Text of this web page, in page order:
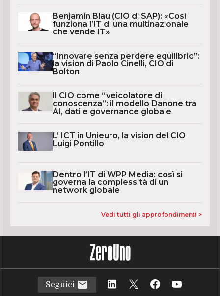
Benjamin Blau (CIO di SAP): «Così
funziona l’IT di una multinazionale
che vende IT»
“Innovare senza perdere equilibrio”:
la vision di Paolo Cinelli, CIO di
Bolton
Il CIO come “veicolatore di
conoscenza”: il modello Danone tra
AI, dati e governance globale
L’ ICT in Unieuro, la vision del CIO
Luigi Pontillo
Dentro l’IT di WPP Media: così si
governa la complessità di un
network globale
Vedi tutti gli approfondimenti >
Seguici